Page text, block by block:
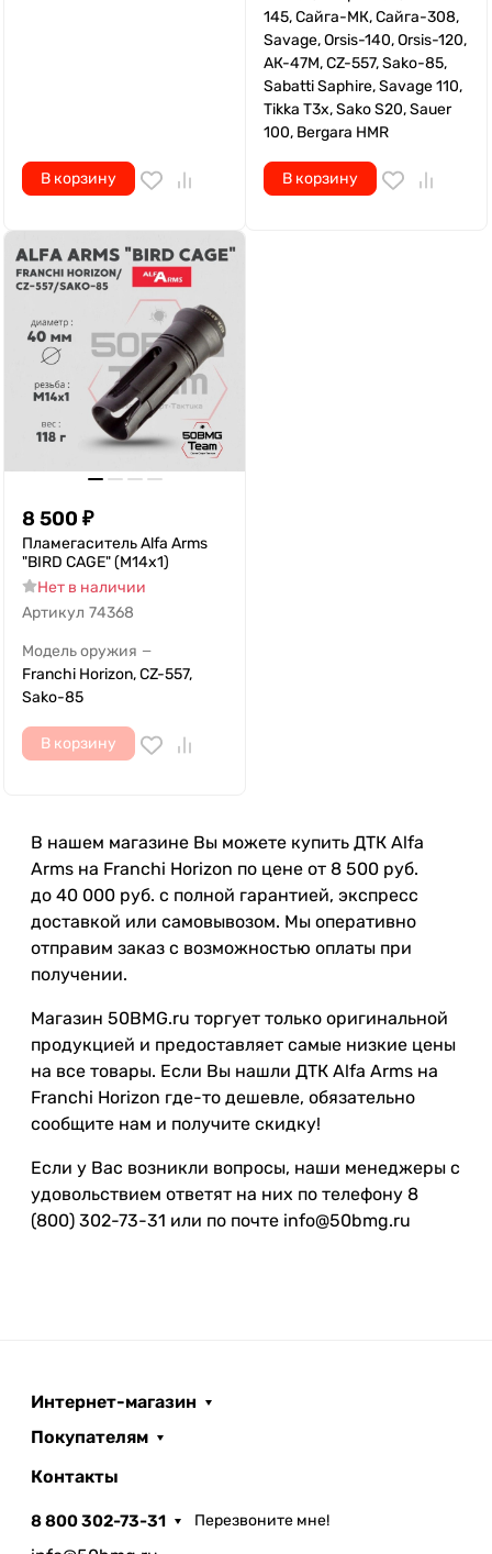
В корзину
145, Сайга-МК, Сайга-308,
Savage, Orsis-140, Orsis-120,
АК-47М, CZ-557, Sako-85,
Sabatti Saphire, Savage 110,
Tikka T3x, Sako S20, Sauer
100, Bergara HMR
В корзину
8 500 ₽
Пламегаситель Alfa Arms
"BIRD CAGE" (М14х1)
Нет в наличии
Артикул 74368
Модель оружия —
Franchi Horizon, CZ-557,
Sako-85
В корзину
В нашем магазине Вы можете купить ДТК Alfa
Arms на Franchi Horizon по цене от 8 500 руб.
до 40 000 руб. с полной гарантией, экспресс
доставкой или самовывозом. Мы оперативно
отправим заказ с возможностью оплаты при
получении.
Магазин 50BMG.ru торгует только оригинальной
продукцией и предоставляет самые низкие цены
на все товары. Если Вы нашли ДТК Alfa Arms на
Franchi Horizon где-то дешевле, обязательно
сообщите нам и получите скидку!
Если у Вас возникли вопросы, наши менеджеры с
удовольствием ответят на них по телефону 8
(800) 302-73-31 или по почте info@50bmg.ru
Интернет-магазин
Покупателям
Контакты
8 800 302-73-31 Перезвоните мне!